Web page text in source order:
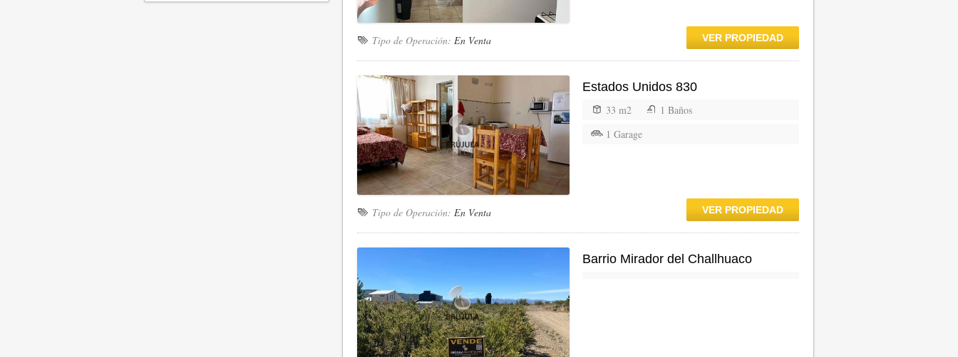
Tipo de Operación: En Venta VER PROPIEDAD
Estados Unidos 830
33 m2
1 Baños
1 Garage
Tipo de Operación: En Venta VER PROPIEDAD
Barrio Mirador del Challhuaco